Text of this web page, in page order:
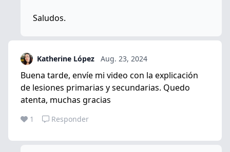
Saludos.
Katherine López Aug. 23, 2024
Buena tarde, envíe mi video con la explicación
de lesiones primarias y secundarias. Quedo
atenta, muchas gracias
1 Responder